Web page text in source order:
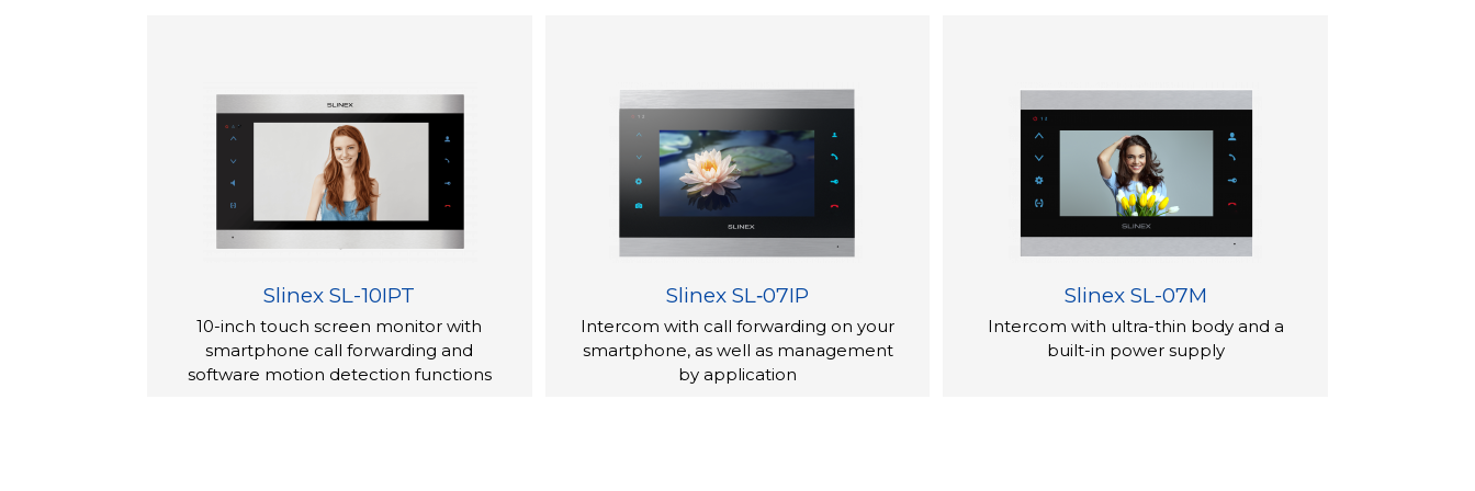
Slinex SL-10IPT
10-inch touch screen monitor with
smartphone call forwarding and
software motion detection functions
Slinex SL‑07IP
Intercom with call forwarding on your
smartphone, as well as management
by application
Slinex SL-07M
Intercom with ultra-thin body and a
built-in power supply